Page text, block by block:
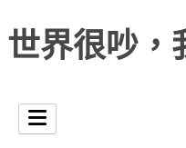
世界很吵，